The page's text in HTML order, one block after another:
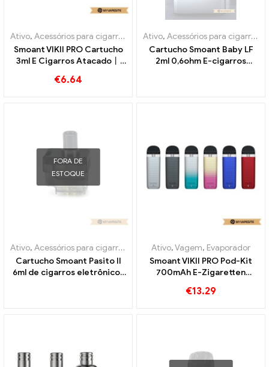
Ativo, Acessórios para cigarros eletrônicos ,Evaporador
Smoant VIKII PRO Cartucho
3ml E Cigarros Atacado丨
€6.64
Ativo, Acessórios para cigarros eletrônicos
Cartucho Smoant Baby LF
2ml 0,6ohm E-cigarros
FORA DE
ESTOQUE
Ativo, Acessórios para cigarros eletrônicos ,Evaporador
Cartucho Smoant Pasito II
6ml de cigarros eletrônicos
Ativo,Vagem, Evaporador
Smoant VIKII PRO Pod-Kit
700mAh E-Zigaretten
€13.29